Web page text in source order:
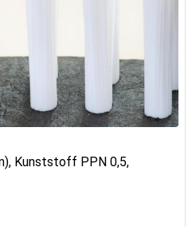
Kunststoff PPN 0,5,